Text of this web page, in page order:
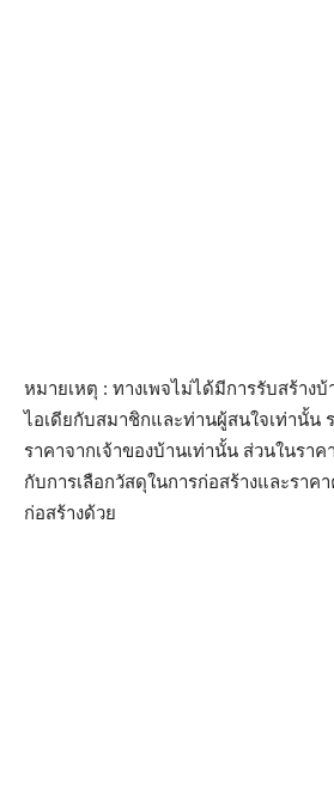
หมายเหตุ : ทางเพจไม่ได้มีการรับสร้างบ้
ไอเดียกับสมาชิกและท่านผู้สนใจเท่านั้น
ราคาจากเจ้าของบ้านเท่านั้น ส่วนในราค
กับการเลือกวัสดุในการก่อสร้างและราค
ก่อสร้างด้วย